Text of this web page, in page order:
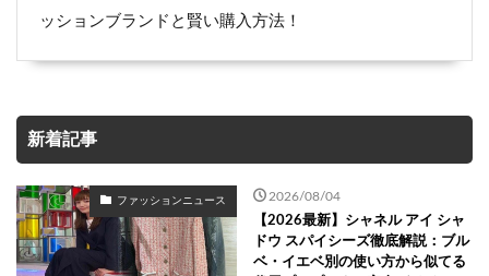
ッションブランドと賢い購入方法！
新着記事
ファッションニュース 2026/08/04
【2026最新】シャネル アイ シャ
ドウ スパイシーズ徹底解説：ブル
ベ・イエベ別の使い方から似てる